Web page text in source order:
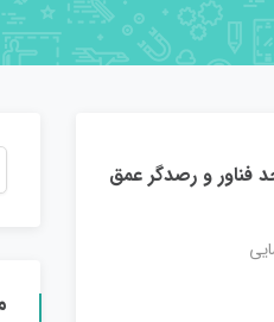
فناور و رصدگر عمق